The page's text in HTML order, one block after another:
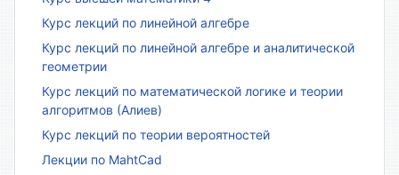
Курс лекций по линейной алгебре
Курс лекций по линейной алгебре и аналитической
геометрии
Курс лекций по математической логике и теории
алгоритмов (Алиев)
Курс лекций по теории вероятностей
Лекции по MahtCad